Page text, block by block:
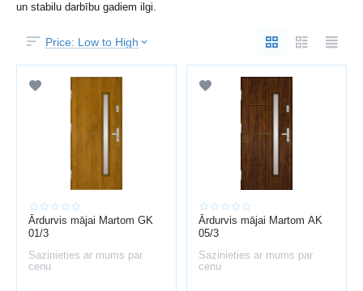
un stabilu darbību gadiem ilgi.
Price: Low to High
Ārdurvis mājai Martom GK
01/3
Sazinieties ar mums par
cenu
Ārdurvis mājai Martom AK
05/3
Sazinieties ar mums par
cenu